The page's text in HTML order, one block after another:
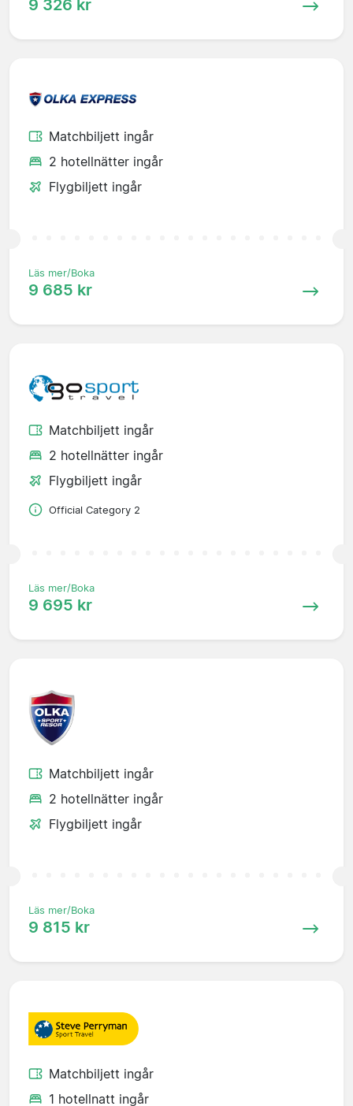
9 326 kr
Matchbiljett ingår
2 hotellnätter ingår
Flygbiljett ingår
Läs mer/Boka
9 685 kr
Matchbiljett ingår
2 hotellnätter ingår
Flygbiljett ingår
Official Category 2
Läs mer/Boka
9 695 kr
Matchbiljett ingår
2 hotellnätter ingår
Flygbiljett ingår
Läs mer/Boka
9 815 kr
Matchbiljett ingår
1 hotellnatt ingår